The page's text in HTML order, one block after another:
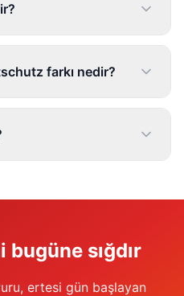
farkı nedir?
sığdır
ertesi gün başlayan